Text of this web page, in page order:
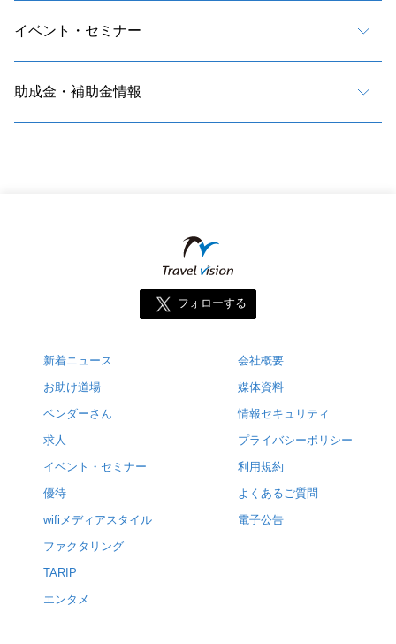
イベント・セミナー
助成金・補助金情報
フォローする
新着ニュース
お助け道場
ベンダーさん
求人
イベント・セミナー
優待
wifiメディアスタイル
ファクタリング
TARIP
エンタメ
会社概要
媒体資料
情報セキュリティ
プライバシーポリシー
利用規約
よくあるご質問
電子公告